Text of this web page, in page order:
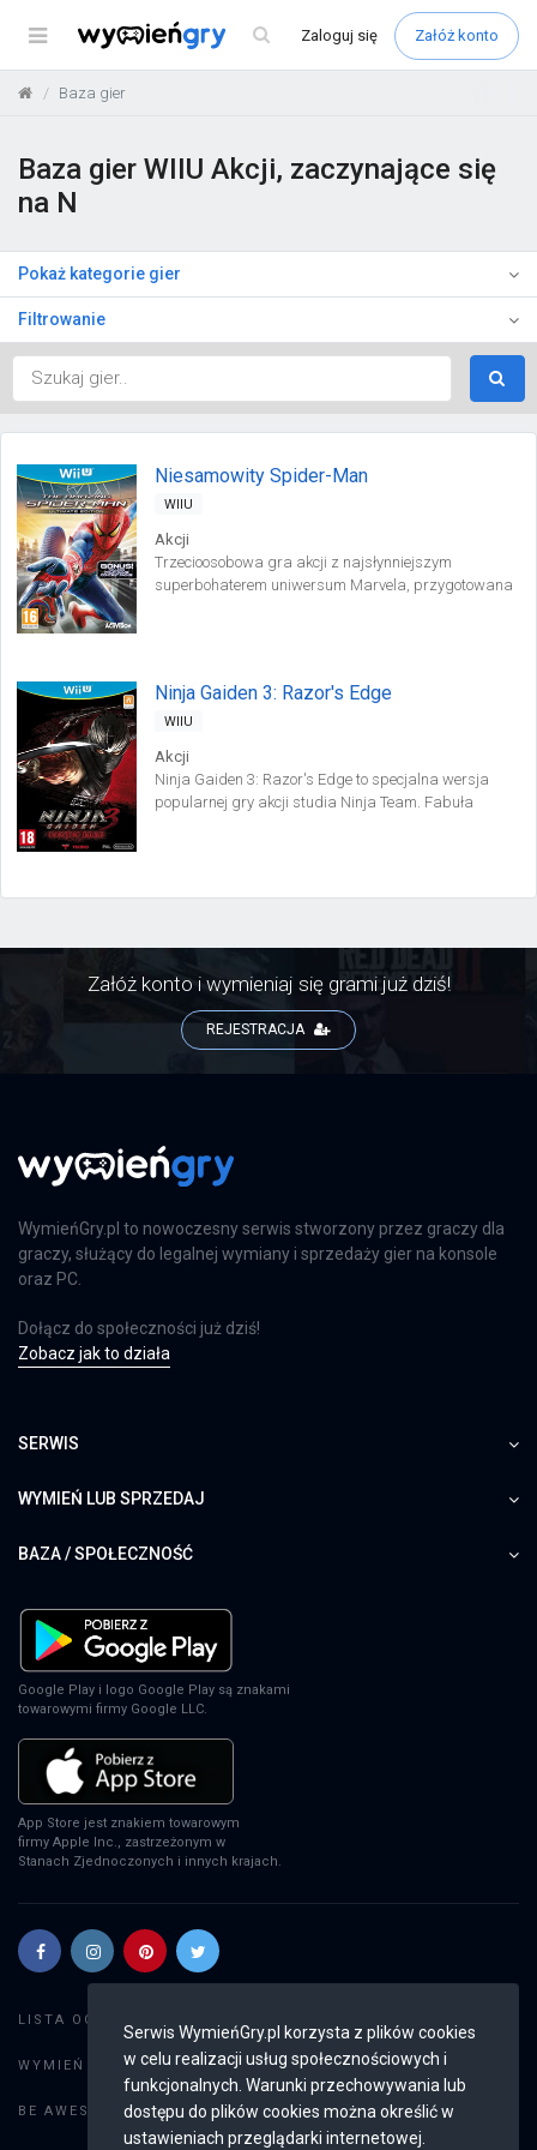
Serwis WymieńGry.pl korzysta z plików cookies
w celu realizacji usług społecznościowych i
funkcjonalnych. Warunki przechowywania lub
dostępu do plików cookies można określić w
ustawieniach przeglądarki internetowej.
Menu Zaloguj się Załóż konto
Baza gier
Baza gier WIIU Akcji, zaczynające się
na N
Pokaż kategorie gier
Filtrowanie
Niesamowity Spider-Man
WIIU
Akcji
Trzecioosobowa gra akcji z najsłynniejszym
superbohaterem uniwersum Marvela, przygotowana
Ninja Gaiden 3: Razor's Edge
WIIU
Akcji
Ninja Gaiden 3: Razor's Edge to specjalna wersja
popularnej gry akcji studia Ninja Team. Fabuła
wykorzystaniem broni białej.
Załóż konto i wymieniaj się grami już dziś!
REJESTRACJA
WymieńGry.pl to nowoczesny serwis stworzony przez graczy dla
graczy, służący do legalnej wymiany i sprzedaży gier na konsole
oraz PC.
Dołącz do społeczności już dziś!
Zobacz jak to działa
SERWIS
WYMIEŃ LUB SPRZEDAJ
BAZA / SPOŁECZNOŚĆ
Google Play i logo Google Play są znakami
towarowymi firmy Google LLC.
App Store jest znakiem towarowym
firmy Apple Inc., zastrzeżonym w
Stanach Zjednoczonych i innych krajach.
LISTA OGŁOSZEŃ:
WYMIEŃ GRY: Dodaj ogłoszenie
BE AWESOME: Weryfikacja konta